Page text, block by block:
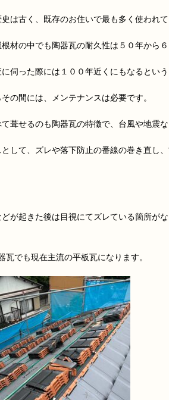
は古く、既存のお住いで最も多く使われ
材の中でも陶器瓦の耐久性は５０年から
伺った際には１００年近くにもなるという
の間には、メンテナンスは必要です。
葺せるのも陶器瓦の特徴で、台風や地震
として、ズレや落下防止の番線の巻き直し
が起きた後は目視にてズレている箇所が
瓦でも現在主流の平板瓦になります。